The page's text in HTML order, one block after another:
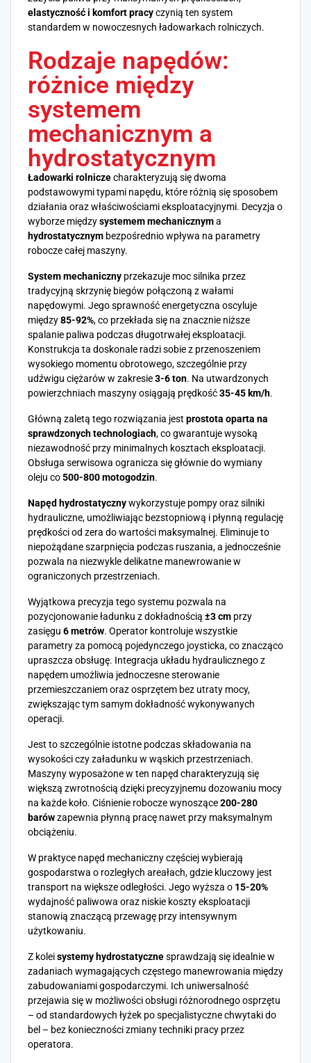
elastyczność i komfort pracyczynią ten system
standardem w nowoczesnych ładowarkach rolniczych.
Rodzaje napędów:
różnice między
systemem
mechanicznym a
hydrostatycznym
Ładowarki rolniczecharakteryzują się dwoma
podstawowymi typami napędu, które różnią się sposobem
działania oraz właściwościami eksploatacyjnymi. Decyzja o
wyborze międzysystemem mechanicznyma
hydrostatycznym bezpośrednio wpływa na parametry
robocze całej maszyny.
System mechaniczny przekazuje moc silnika przez
tradycyjną skrzynię biegów połączoną z wałami
napędowymi. Jego sprawność energetyczna oscyluje
między85-92%, co przekłada się na znacznie niższe
spalanie paliwa podczas długotrwałej eksploatacji.
Konstrukcja ta doskonale radzi sobie z przenoszeniem
wysokiego momentu obrotowego, szczególnie przy
udźwigu ciężarów w zakresie3-6 ton. Na utwardzonych
powierzchniach maszyny osiągają prędkość35-45 km/h.
Główną zaletą tego rozwiązania jest prostota oparta na
sprawdzonych technologiach, co gwarantuje wysoką
niezawodność przy minimalnych kosztach eksploatacji.
Obsługa serwisowa ogranicza się głównie do wymiany
oleju co500-800 motogodzin.
Napęd hydrostatycznywykorzystuje pompy oraz silniki
hydrauliczne, umożliwiając bezstopniową i płynną regulację
prędkości od zera do wartości maksymalnej. Eliminuje to
niepożądane szarpnięcia podczas ruszania, a jednocześnie
pozwala na niezwykle delikatne manewrowanie w
ograniczonych przestrzeniach.
Wyjątkowa precyzja tego systemu pozwala na
pozycjonowanie ładunku z dokładnością ±3 cm przy
zasięgu 6 metrów. Operator kontroluje wszystkie
parametry za pomocą pojedynczego joysticka, co znacząco
upraszcza obsługę. Integracja układu hydraulicznego z
napędem umożliwia jednoczesne sterowanie
przemieszczaniem oraz osprzętem bez utraty mocy,
zwiększając tym samym dokładność wykonywanych
operacji.
Jest to szczególnie istotne podczas składowania na
wysokości czy załadunku w wąskich przestrzeniach.
Maszyny wyposażone w ten napęd charakteryzują się
większą zwrotnością dzięki precyzyjnemu dozowaniu mocy
na każde koło. Ciśnienie robocze wynoszące200-280
barówzapewnia płynną pracę nawet przy maksymalnym
obciążeniu.
W praktyce napęd mechaniczny częściej wybierają
gospodarstwa o rozległych areałach, gdzie kluczowy jest
transport na większe odległości. Jego wyższa o 15-20%
wydajność paliwowa oraz niskie koszty eksploatacji
stanowią znaczącą przewagę przy intensywnym
użytkowaniu.
Z koleisystemy hydrostatycznesprawdzają się idealnie w
zadaniach wymagających częstego manewrowania między
zabudowaniami gospodarczymi. Ich uniwersalność
przejawia się w możliwości obsługi różnorodnego osprzętu
– od standardowych łyżek po specjalistyczne chwytaki do
bel – bez konieczności zmiany techniki pracy przez
operatora.